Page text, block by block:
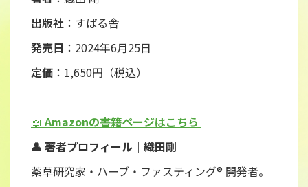
出版社 ：すばる舎
発売日 ：2024年6月25日
定価 ：1,650円（税込）
📖Amazonの書籍ページはこちら
👤 著者プロフィール｜織田剛
薬草研究家・ハーブ・ファスティング® 開発者。